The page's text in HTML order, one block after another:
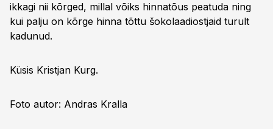
ikkagi nii kõrged, millal võiks hinnatõus peatuda ning
kui palju on kõrge hinna tõttu šokolaadiostjaid turult
kadunud.
Küsis Kristjan Kurg.
Foto autor: Andras Kralla